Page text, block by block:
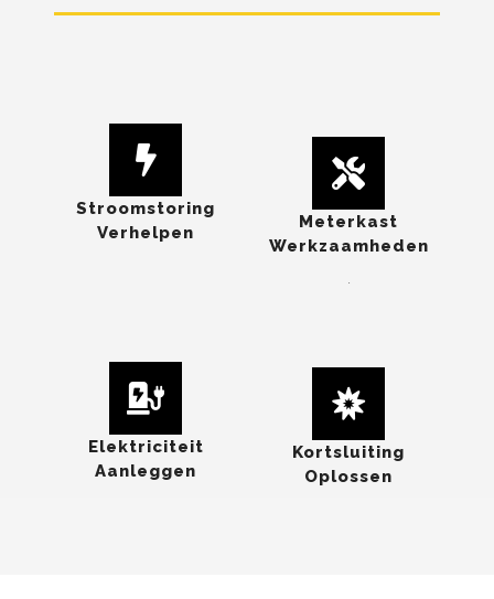
Stroomstoring
Verhelpen
Meterkast
Werkzaamheden
Elektriciteit
Aanleggen
Kortsluiting
Oplossen